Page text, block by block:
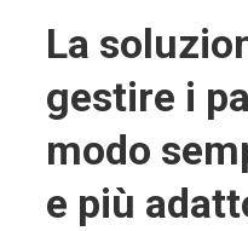
La
gestire i
modo
e più